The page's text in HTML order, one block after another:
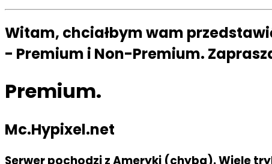
Witam, chciałbym wam
- Premium i Non-Premium.
Premium.
Mc.Hypixel.net
Serwer pochodzi z Ameryki (chyba). Wiele